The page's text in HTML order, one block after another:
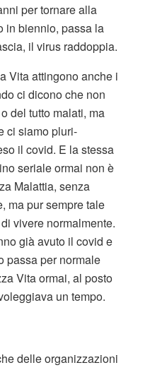
per tornare alla
in biennio, passa la
il virus raddoppia.
Vita attingono anche i
ci dicono che non
del tutto malati, ma
ci siamo pluri-
il covid. E la stessa
seriale ormai non è
Malattia, senza
ma pur sempre tale
vivere normalmente.
già avuto il covid e
passa per normale
Vita ormai, al posto
un tempo.
delle organizzazioni